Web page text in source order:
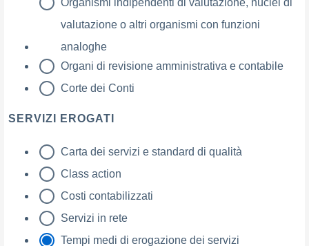
valutazione o altri organismi con funzioni
analoghe
Organi di revisione amministrativa e contabile
Corte dei Conti
SERVIZI EROGATI
Carta dei servizi e standard di qualità
Class action
Costi contabilizzati
Servizi in rete
Tempi medi di erogazione dei servizi